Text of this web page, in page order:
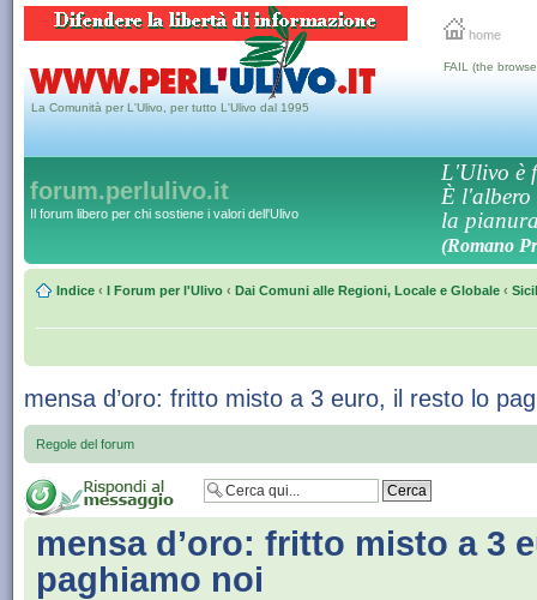
home
La Comunità per L'Ulivo, per tutto L'Ulivo dal 1995
FAIL (the
forum.perlulivo.it
Il forum libero per chi sostiene i valori dell'Ulivo
L'Ulivo è
È l'albero
la
(Romano
Indice ‹ I Forum per l'Ulivo ‹ Dai Comuni alle Regioni, Locale e Globale ‹
mensa d’oro: fritto misto a 3 euro, il resto lo
Regole del forum
mensa d’oro: fritto misto a 3
paghiamo noi